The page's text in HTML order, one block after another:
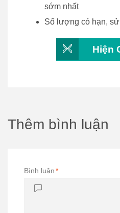
sớm nhất
Số lượng có hạn,
Hiện
Thêm bình luận
Bình luận*